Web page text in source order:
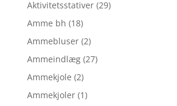
Aktivitetsstativer (29)
Amme bh (18)
Ammebluser (2)
Ammeindlæg (27)
Ammekjole (2)
Ammekjoler (1)